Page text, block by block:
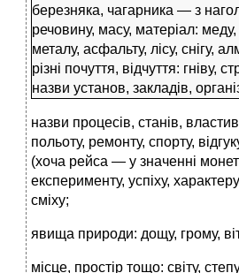
березняка, чагарника — з
речовину, масу, матеріал: меду,
металу, асфальту, лісу, снігу,
різні почуття, відчуття:
назви установ, закладів,
назви процесів, станів,
польоту, ремонту, спорту,
(хоча рейса — у значенні
експерименту, успіху,
сміху;
явища природи: дощу, грому,
місце, простір тощо: світу,